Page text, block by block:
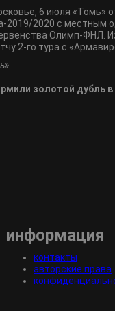
6 июля «Томь»
2019/2020 с местным
Олимп-ФНЛ.
2-го тура с
золотой дубль в
информация
контакты
авторские права